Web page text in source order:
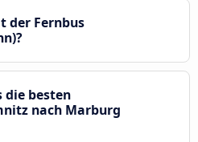
der Fernbus
die besten
nach Marburg